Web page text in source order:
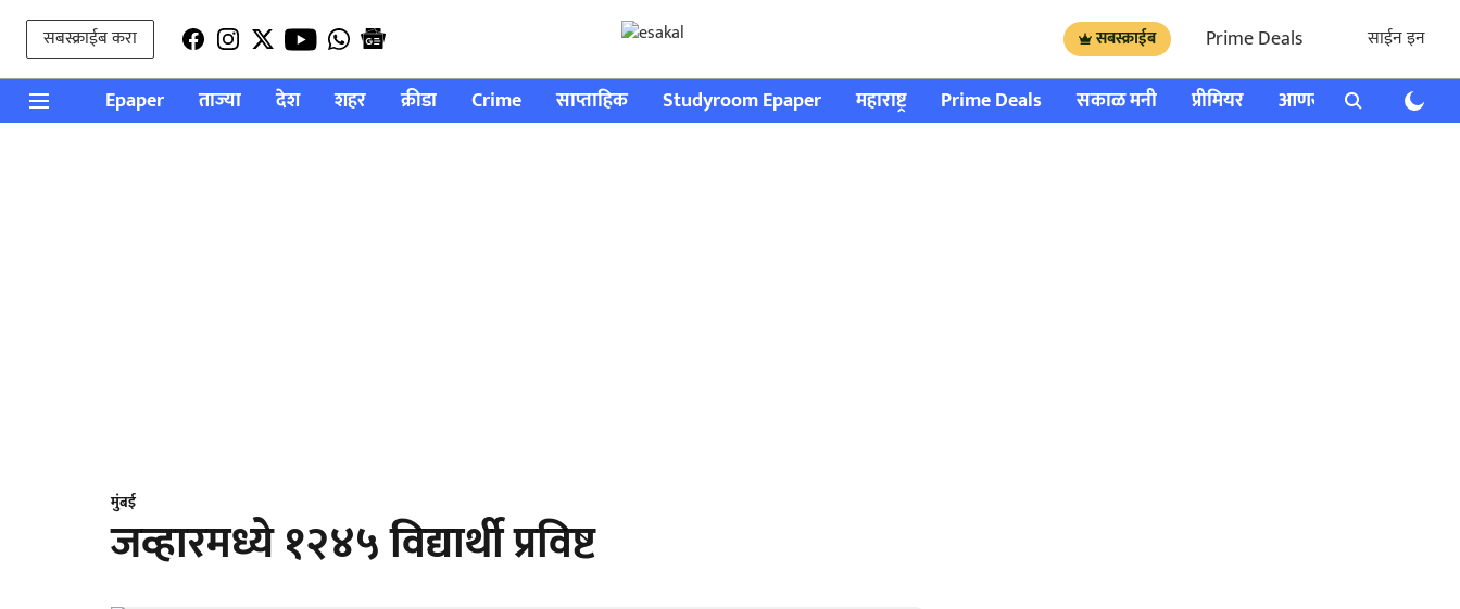
सबस्क्राईब करा सबस्क्राईब Prime Deals साईन इन
Epaper ताज्या देश शहर क्रीडा Crime साप्ताहिक Studyroom Epaper महाराष्ट्र Prime Deals सकाळ मनी प्रीमियर आणखी राशी भविष्य
मुंबई
जव्हारमध्ये १२४५ विद्यार्थी प्रविष्ट